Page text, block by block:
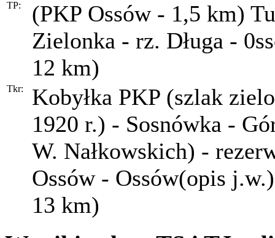
TP:
(PKP Ossów - 1,5 km)
Zielonka - rz. Długa -
12 km)
Tkr:
Kobyłka PKP (szlak
1920 r.) - Sosnówka -
W. Nałkowskich) -
Ossów - Ossów(opis
13 km)